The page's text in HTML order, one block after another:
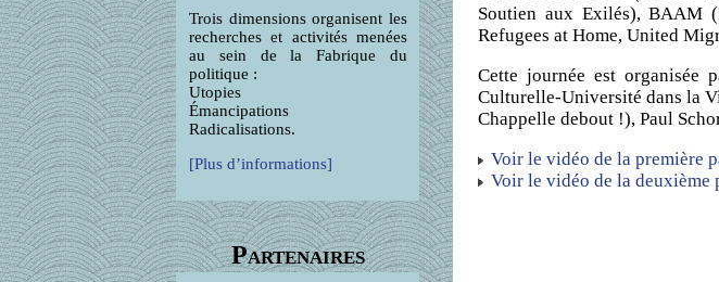
Trois dimensions organisent les
recherches et activités menées
au sein de la Fabrique du
politique :
Utopies
Émancipations
Radicalisations.
[Plus d’informations]
Partenaires
Soutien aux Exilés), BAAM
Refugees at Home, United
Cette journée est organisée
Culturelle-Université dans la
Chappelle debout !), Paul
Voir le vidéo de la première
Voir le vidéo de la deuxième